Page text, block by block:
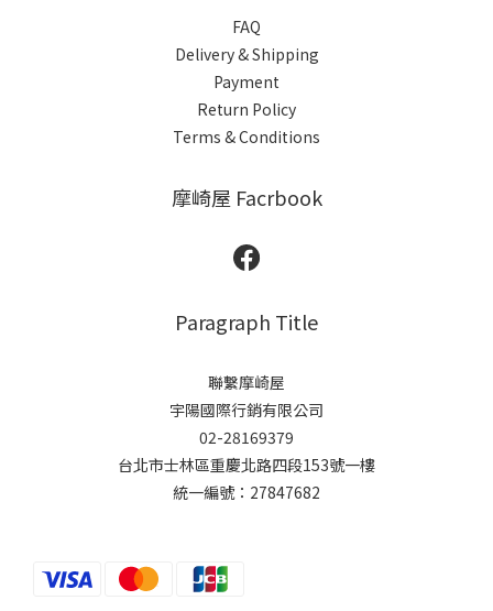
FAQ
Delivery & Shipping
Payment
Return Policy
Terms & Conditions
摩崎屋 Facrbook
Paragraph Title
聯繫摩崎屋
宇陽國際行銷有限公司
02-28169379
台北市士林區重慶北路四段153號一樓
統一編號：27847682